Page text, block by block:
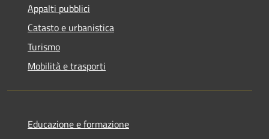
Appalti pubblici
Catasto e urbanistica
Turismo
Mobilità e trasporti
Educazione e formazione